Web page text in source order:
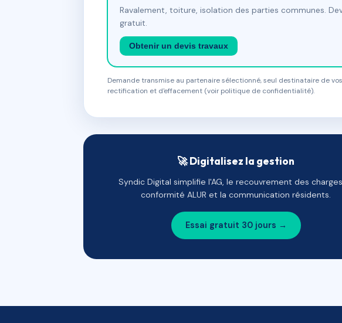
Ravalement, toiture, isolation des parties communes.
gratuit.
Obtenir un devis travaux
Demande transmise au partenaire sélectionné, seul destinataire de
rectification et d'effacement (voir politique de confidentialité).
🚀 Digitalisez la gestion
Syndic Digital simplifie l'AG, le recouvrement des
conformité ALUR et la communication résidents.
Essai gratuit 30 jours →